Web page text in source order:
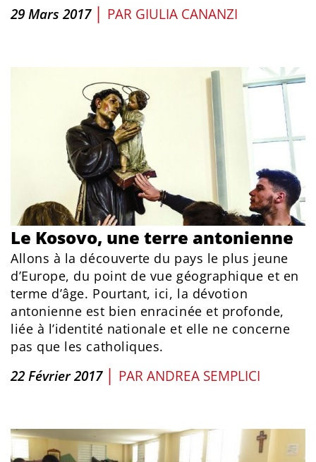
29 Mars 2017 | PAR GIULIA CANANZI
Le Kosovo, une terre antonienne
Allons à la découverte du pays le plus jeune
d’Europe, du point de vue géographique et en
terme d’âge. Pourtant, ici, la dévotion
antonienne est bien enracinée et profonde,
liée à l’identité nationale et elle ne concerne
pas que les catholiques.
22 Février 2017 | PARANDREA SEMPLICI